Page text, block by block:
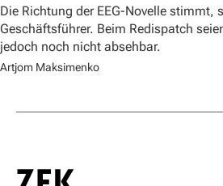
Die Richtung der EEG-Novelle stimmt,
Geschäftsführer. Beim Redispatch
jedoch noch nicht absehbar.
Artjom Maksimenko